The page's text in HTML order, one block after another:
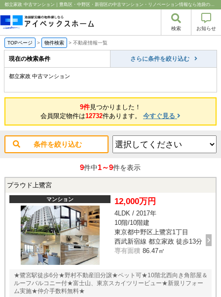
都立家政 中古マンション｜豊島区・中野区・新宿区の中古マンション・リノベーション情報なら池袋のアイベックスホーム！
検索 お知らせ
TOPページ > 物件検索 > 不動産情報一覧
現在の検索条件 さらに条件を絞り込む
都立家政 中古マンション
9件見つかりました！
会員限定物件は12732件あります。 今すぐ見る
条件を絞り込む
9件中1～9件を表示
プラウド上鷺宮
マンション 12,000万円
4LDK / 2017年
10階/10階建
東京都中野区上鷺宮1丁目
西武新宿線 都立家政 徒歩13分
専有面積 86.47㎡
★鷺宮駅徒歩6分★野村不動産旧分譲★ペット可★10階北西向き角部屋＆
ルーフバルコニー付★富士山、東京スカイツリービュー★新規リフォー
ム実施★仲介手数料無料★